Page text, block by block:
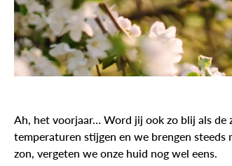
Ah, het voorjaar… Word jij ook zo blij als de
temperaturen stijgen en we brengen
zon, vergeten we onze huid nog wel eens.